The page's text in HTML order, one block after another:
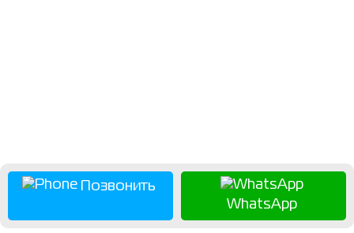
Позвонить
WhatsApp